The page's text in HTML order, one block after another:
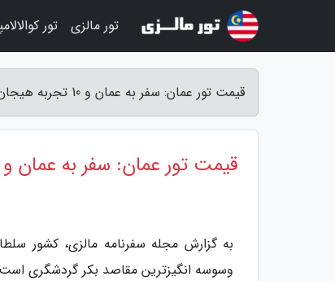
قیمت تور عمان: سفر به عمان و 10 تجربه هیجان انگیز! - مجله سفرنامه مالزی
قیمت تور عمان: سفر به عمان و 10 تجربه هیجان انگیز!
به گزارش مجله سفرنامه مالزی، کشور
وسوسه انگیزترین مقاصد بکر گردشگری
تور مالزی تور